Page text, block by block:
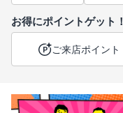
お得にポイントゲット！
ご来店ポイント